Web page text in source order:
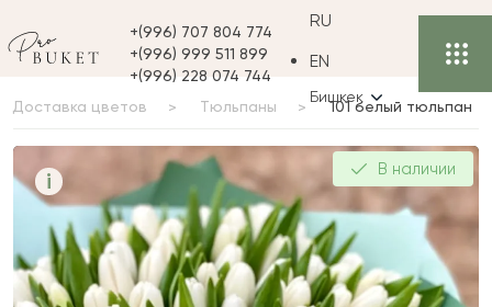
+(996) 707 804 774
+(996) 999 511 899
+(996) 228 074 744
RU
EN
Бишкек
Доставка цветов Тюльпаны 101 белый тюльпан
i 101 белый тюльпан В наличии